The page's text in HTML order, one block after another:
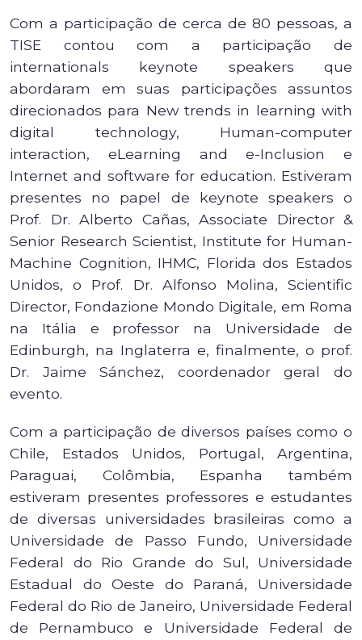
Com a participação de cerca de 80 pessoas, a
TISE contou com a participação de
internationals keynote speakers que
abordaram em suas participações assuntos
direcionados para New trends in learning with
digital technology, Human-computer
interaction, eLearning and e-Inclusion e
Internet and software for education. Estiveram
presentes no papel de keynote speakers o
Prof. Dr. Alberto Cañas, Associate Director &
Senior Research Scientist, Institute for Human-
Machine Cognition, IHMC, Florida dos Estados
Unidos, o Prof. Dr. Alfonso Molina, Scientific
Director, Fondazione Mondo Digitale, em Roma
na Itália e professor na Universidade de
Edinburgh, na Inglaterra e, finalmente, o prof.
Dr. Jaime Sánchez, coordenador geral do
evento.
Com a participação de diversos países como o
Chile, Estados Unidos, Portugal, Argentina,
Paraguai, Colômbia, Espanha também
estiveram presentes professores e estudantes
de diversas universidades brasileiras como a
Universidade de Passo Fundo, Universidade
Federal do Rio Grande do Sul, Universidade
Estadual do Oeste do Paraná, Universidade
Federal do Rio de Janeiro, Universidade Federal
de Pernambuco e Universidade Federal de